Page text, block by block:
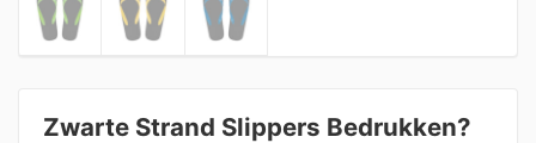
Zwarte Strand Slippers Bedrukken?